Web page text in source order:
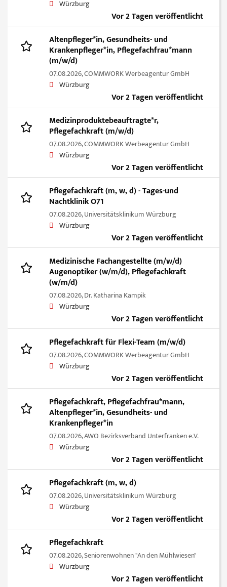
Würzburg
Vor 2 Tagen veröffentlicht
Altenpfleger*in, Gesundheits- und
Krankenpfleger*in, Pflegefachfrau*mann
(m/w/d)
07.08.2026,COMMWORK Werbeagentur GmbH
Würzburg
Vor 2 Tagen veröffentlicht
Medizinproduktebeauftragte*r,
Pflegefachkraft (m/w/d)
07.08.2026,COMMWORK Werbeagentur GmbH
Würzburg
Vor 2 Tagen veröffentlicht
Pflegefachkraft (m, w, d) - Tages-und
Nachtklinik O71
07.08.2026,Universitätsklinikum Würzburg
Würzburg
Vor 2 Tagen veröffentlicht
Medizinische Fachangestellte (m/w/d)
Augenoptiker (w/m/d), Pflegefachkraft
(w/m/d)
07.08.2026,Dr. Katharina Kampik
Würzburg
Vor 2 Tagen veröffentlicht
Pflegefachkraft für Flexi-Team (m/w/d)
07.08.2026,COMMWORK Werbeagentur GmbH
Würzburg
Vor 2 Tagen veröffentlicht
Pflegefachkraft, Pflegefachfrau*mann,
Altenpfleger*in, Gesundheits- und
Krankenpfleger*in
07.08.2026,AWO Bezirksverband Unterfranken e.V.
Würzburg
Vor 2 Tagen veröffentlicht
Pflegefachkraft (m, w, d)
07.08.2026,Universitätsklinikum Würzburg
Würzburg
Vor 2 Tagen veröffentlicht
Pflegefachkraft
07.08.2026,Seniorenwohnen "An den Mühlwiesen"
Würzburg
Vor 2 Tagen veröffentlicht